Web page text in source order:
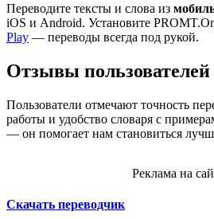
Переводите тексты и слова из
iOS и Android. Установите
Play — переводы всегда под рукой.
Отзывы пользователей
Пользователи отмечают точность
работы и удобство словаря с
— он помогает нам становиться
Реклама на
Скачать переводчик